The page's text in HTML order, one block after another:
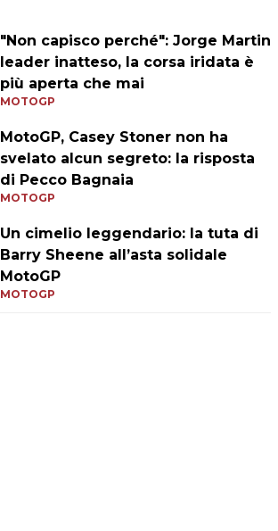
"Non capisco perché": Jorge Martin
leader inatteso, la corsa iridata è
più aperta che mai
MOTOGP
MotoGP, Casey Stoner non ha
svelato alcun segreto: la risposta
di Pecco Bagnaia
MOTOGP
Un cimelio leggendario: la tuta di
Barry Sheene all’asta solidale
MotoGP
MOTOGP